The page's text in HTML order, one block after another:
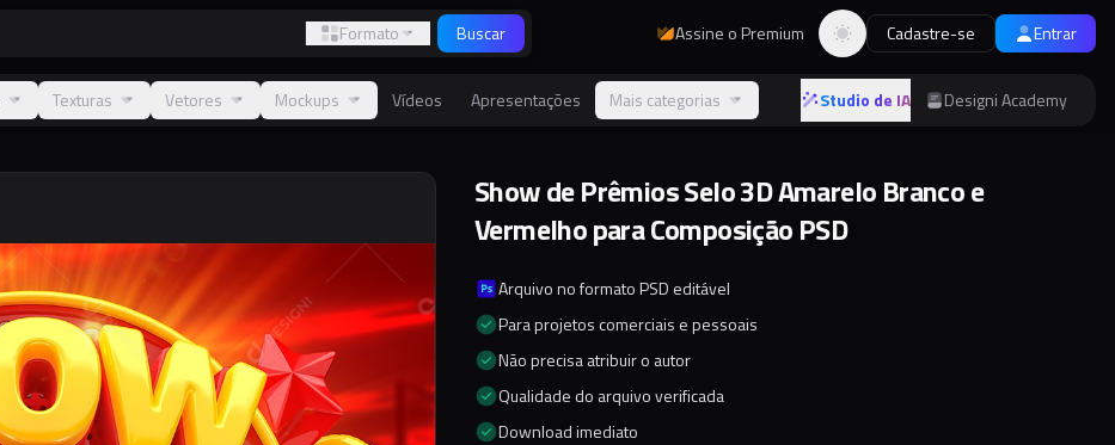
Formato Buscar Assine o Premium Alternar tema
Cadastre-se Entrar
Texturas Vetores Mockups Vídeos Apresentações Mais categorias Studio de IA Designi Academy
Show de Prêmios Selo 3D Amarelo Branco e
Vermelho para Composição PSD
Arquivo no formato PSD editável
Para projetos comerciais e pessoais
Não precisa atribuir o autor
Qualidade do arquivo verificada
Download imediato